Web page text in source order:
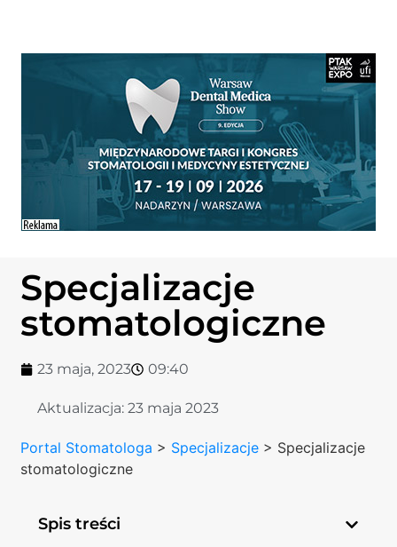
Specjalizacje
stomatologiczne
23 maja, 2023 09:40
Aktualizacja:23 maja 2023
Portal Stomatologa > Specjalizacje > Specjalizacje
stomatologiczne
Spis treści